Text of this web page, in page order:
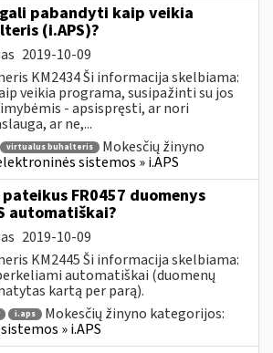
pabandyti kaip veikia
(i.APS)?
2019-10-09
KM2434 Ši informacija skelbiama:
veikia programa, susipažinti su jos
- apsispręsti, ar nori
ar ne,...
virtualus buhalteris
Mokesčių žinyno
sistemos » i.APS
FR0457 duomenys
automatiškai?
2019-10-09
KM2445 Ši informacija skelbiama:
automatiškai (duomenų
kartą per parą).
i.aps
Mokesčių žinyno kategorijos:
» i.APS